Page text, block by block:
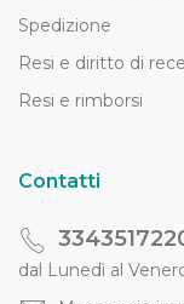
Spedizione
Resi e diritto di
Resi e rimborsi
Contatti
dal Lunedì al